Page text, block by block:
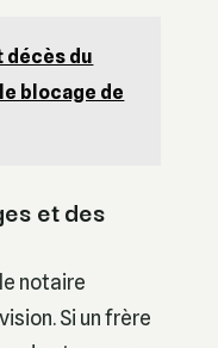
décès du
blocage de
et des
notaire
Si un frère